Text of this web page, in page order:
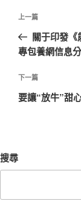
文
導
覽
上
一
篇
章
上一篇
關于印發《
專包養網信息
下
一
下一篇
要讓“放牛”甜
搜尋